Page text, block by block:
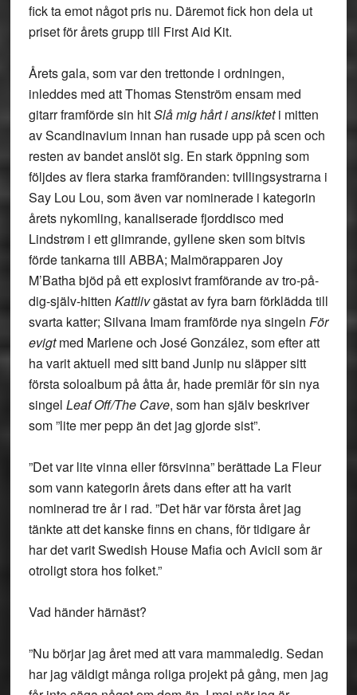
fick ta emot något pris nu. Däremot fick hon dela ut
priset för årets grupp till First Aid Kit.
Årets gala, som var den trettonde i ordningen,
inleddes med att Thomas Stenström ensam med
gitarr framförde sin hitSlå mig hårt i ansikteti mitten
av Scandinavium innan han rusade upp på scen och
resten av bandet anslöt sig. En stark öppning som
följdes av flera starka framföranden: tvillingsystrarna i
Say Lou Lou, som även var nominerade i kategorin
årets nykomling, kanaliserade fjorddisco med
Lindstrøm i ett glimrande, gyllene sken som bitvis
förde tankarna till ABBA; Malmörapparen Joy
M’Batha bjöd på ett explosivt framförande av tro-på-
dig-själv-hitten Kattlivgästat av fyra barn förklädda till
svarta katter; Silvana Imam framförde nya singeln För
evigtmed Marlene och José González, som efter att
ha varit aktuell med sitt band Junip nu släpper sitt
första soloalbum på åtta år, hade premiär för sin nya
singel Leaf Off/The Cave, som han själv beskriver
som ”lite mer pepp än det jag gjorde sist”.
”Det var lite vinna eller försvinna” berättade La Fleur
som vann kategorin årets dans efter att ha varit
nominerad tre år i rad. ”Det här var första året jag
tänkte att det kanske finns en chans, för tidigare år
har det varit Swedish House Mafia och Avicii som är
otroligt stora hos folket.”
Vad händer härnäst?
”Nu börjar jag året med att vara mammaledig. Sedan
har jag väldigt många roliga projekt på gång, men jag